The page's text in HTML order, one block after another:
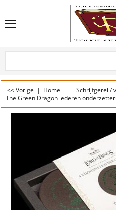
<< Vorige | Home
Schrijfgerei /
The Green Dragon lederen